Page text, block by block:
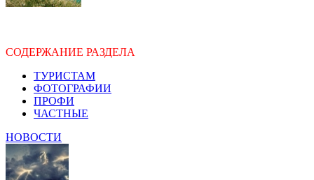
СОДЕРЖАНИЕ РАЗДЕЛА
ТУРИСТАМ
ФОТОГРАФИИ
ПРОФИ
ЧАСТНЫЕ
НОВОСТИ